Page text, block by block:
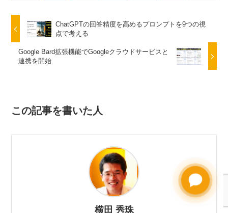
ChatGPTの回答精度を高めるプロンプトを9つの視
点で考える
Google Bard拡張機能でGoogleクラウドサービスと
連携を開始
この記事を書いた人
横田 秀珠